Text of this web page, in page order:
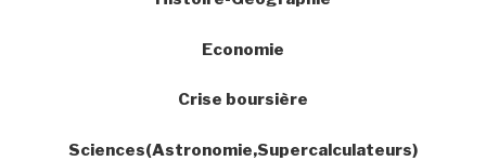
Economie
Crise boursière
Sciences(Astronomie,Supercalculateurs)